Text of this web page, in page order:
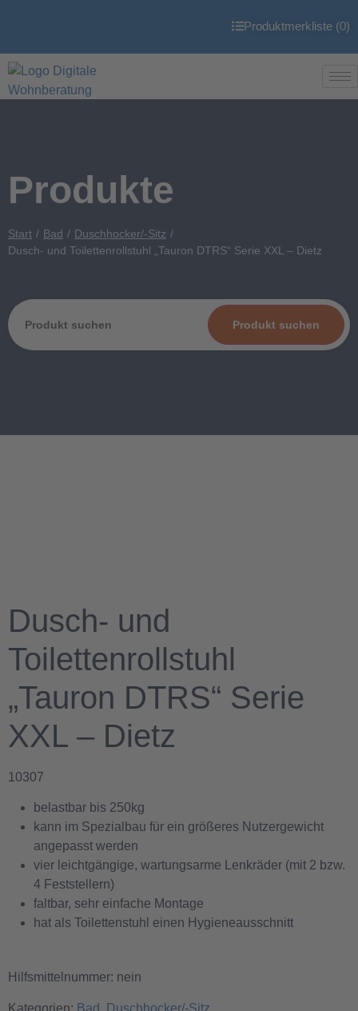
Produktmerkliste (0)
Produkte
Start Bad
Duschhocker/-Sitz
Dusch- und Toilettenrollstuhl „Tauron DTRS“ Serie XXL – Dietz
Produkt suchen
Dusch- und
Toilettenrollstuhl
„Tauron DTRS“ Serie
XXL – Dietz
10307
belastbar bis 250kg
kann im Spezialbau für ein größeres Nutzergewicht
angepasst werden
vier leichtgängige, wartungsarme Lenkräder (mit 2 bzw.
4 Feststellern)
faltbar, sehr einfache Montage
hat als Toilettenstuhl einen Hygieneausschnitt
Hilfsmittelnummer: nein
Kategorien: Bad , Duschhocker/-Sitz